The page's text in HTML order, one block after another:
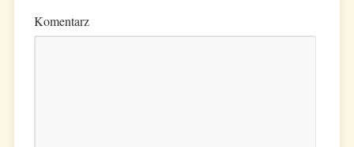
Komentarz